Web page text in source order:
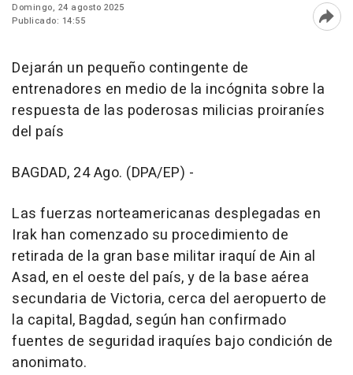
Domingo, 24 agosto 2025
Publicado: 14:55
Dejarán un pequeño contingente de
entrenadores en medio de la incógnita sobre la
respuesta de las poderosas milicias proiraníes
del país
BAGDAD, 24 Ago. (DPA/EP) -
Las fuerzas norteamericanas desplegadas en
Irak han comenzado su procedimiento de
retirada de la gran base militar iraquí de Ain al
Asad, en el oeste del país, y de la base aérea
secundaria de Victoria, cerca del aeropuerto de
la capital, Bagdad, según han confirmado
fuentes de seguridad iraquíes bajo condición de
anonimato.